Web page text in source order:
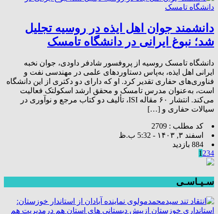
دانشمند جوان اهل ایذه در روسیه تجلیل
شد؛ نبوغ ایرانی در دانشگاه تامسک
دانشگاه تامسک روسیه از پروفسور شادفر داودی، جوان نخبه
ایرانی اهل ایذه، به‌پاس دستاوردهای علمی در مهندسی نفت و
فناوری‌های حفاری تقدیر کرد. او که دارای دو دکتری از این دانشگاه
است، به‌عنوان مدرس تامسک و محقق ارشد اسکولتک فعالیت
می‌کند. انتشار ۶۰ مقاله ISI، تألیف دو کتاب مرجع و نوآوری در
سیالات حفاری و […]
کد مطلب : 2709
اسفند ۳, ۱۴۰۳ - 5:32 ب.ظ
884 بازدید
1 234
سـیـاسـی